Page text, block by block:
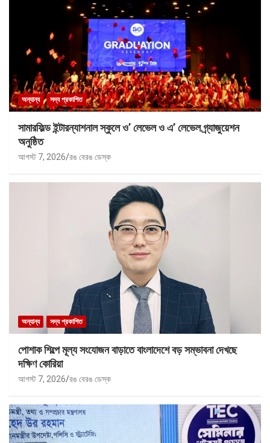
অন্যান্য সদ্য প্রকাশিত
সামারফিল্ড ইন্টারন্যাশনাল স্কুলে ও’ লেভেল ও এ’ লেভেল গ্র্যাজুয়েশন
অনুষ্ঠিত
আগস্ট 7, 2026 রঙ বেরঙ ডেস্ক
অন্যান্য সদ্য প্রকাশিত
পোশাক শিল্পে মূল্য সংযোজন বাড়াতে বাংলাদেশে বড় সম্ভাবনা দেখছে
দক্ষিণ কোরিয়া
আগস্ট 7, 2026 রঙ বেরঙ ডেস্ক